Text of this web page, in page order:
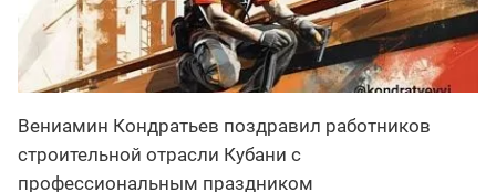
Вениамин Кондратьев поздравил работников
строительной отрасли Кубани с
профессиональным праздником